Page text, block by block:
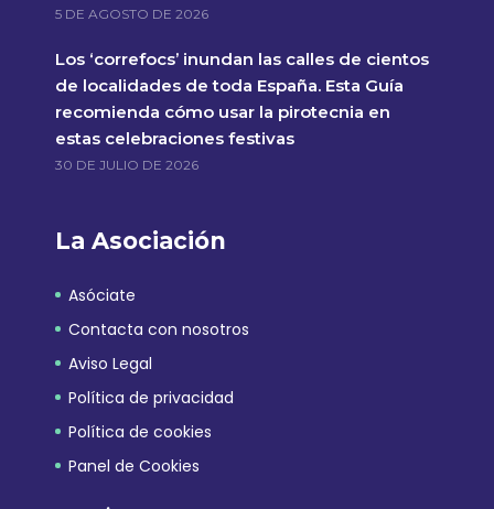
5 DE AGOSTO DE 2026
Los ‘correfocs’ inundan las calles de cientos
de localidades de toda España. Esta Guía
recomienda cómo usar la pirotecnia en
estas celebraciones festivas
30 DE JULIO DE 2026
La Asociación
Asóciate
Contacta con nosotros
Aviso Legal
Política de privacidad
Política de cookies
Panel de Cookies